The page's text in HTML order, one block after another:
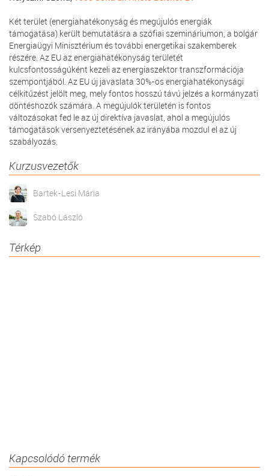
Két terület (energiahatékonyság és megújulós energiák
támogatása) került bemutatásra a szófiai szemináriumon, a bolgár
Energiaügyi Minisztérium és további energetikai szakemberek
részére. Az EU az energiahatékonyság területét
kulcsfontosságúként kezeli az energiaszektor transzformációja
szempontjából. Az EU új javaslata 30%-os energiahatékonysági
célkitűzést jelölt meg, mely fontos hosszú távú jelzés a kormányzati
döntéshozók számára. A megújulók területén is fontos
változásokat fed le az új direktíva javaslat, ahol a megújulós
támogatások versenyeztetésének az irányába mozdul el az új
szabályozás.
Kurzusvezetők
Bartek-Lesi Mária
Szabó László
Térkép
Kapcsolódó termék